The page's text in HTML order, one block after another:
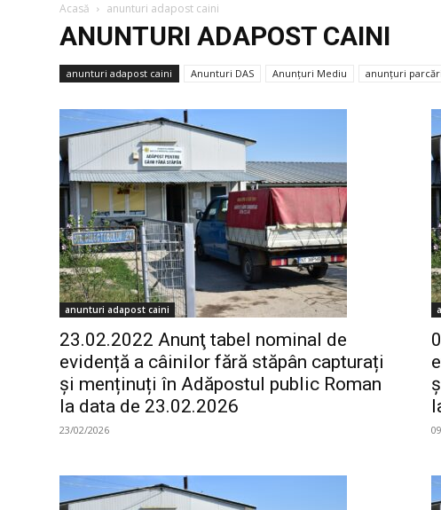
Acasă anunturi adapost caini
ANUNTURI ADAPOST CAINI
anunturi adapost caini Anunturi DAS Anunțuri Mediu anunțuri parcări
anunturi adapost caini
23.02.2022 Anunţ tabel nominal de
evidență a câinilor fără stăpân capturați
și menținuți în Adăpostul public Roman
la data de 23.02.2026
23/02/2026